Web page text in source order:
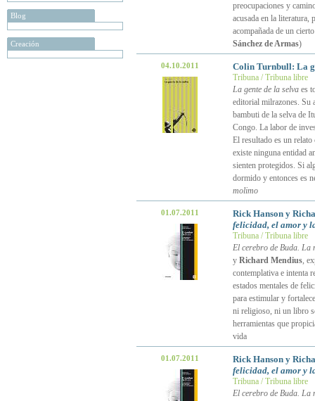
Blog
Creación
preocupaciones y
acusada en la literatura,
acompañada de un
Sánchez de Armas)
04.10.2011 Colin Turnbull: La
Tribuna / Tribuna libre
La gente de la selvaes
editorial milrazones. Su
bambuti de la selva de
Congo. La labor de
El resultado es un
existe ninguna entidad
sienten protegidos. Si
dormido y entonces es
molimo
01.07.2011
Rick Hanson y
felicidad, el amor y
Tribuna / Tribuna libre
El cerebro de Buda. La
y Richard Mendius,
contemplativa e intenta
estados mentales de
para estimular y
ni religioso, ni un libro
herramientas que
vida
01.07.2011
Rick Hanson y
felicidad, el amor y
Tribuna / Tribuna libre
El cerebro de Buda. La